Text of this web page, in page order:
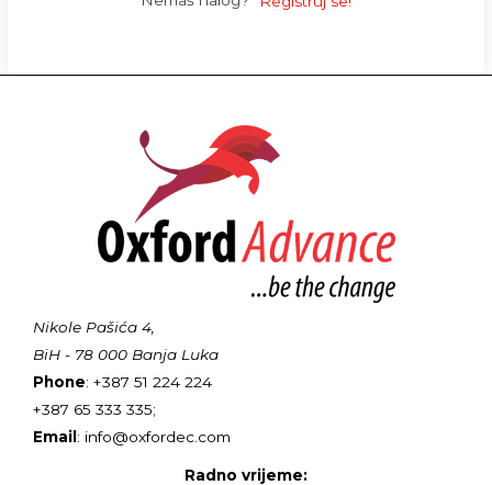
Nikole Pašića 4,
BiH - 78 000 Banja Luka
Phone: +387 51 224 224
+387 65 333 335;
Email: info@oxfordec.com
Radno vrijeme: